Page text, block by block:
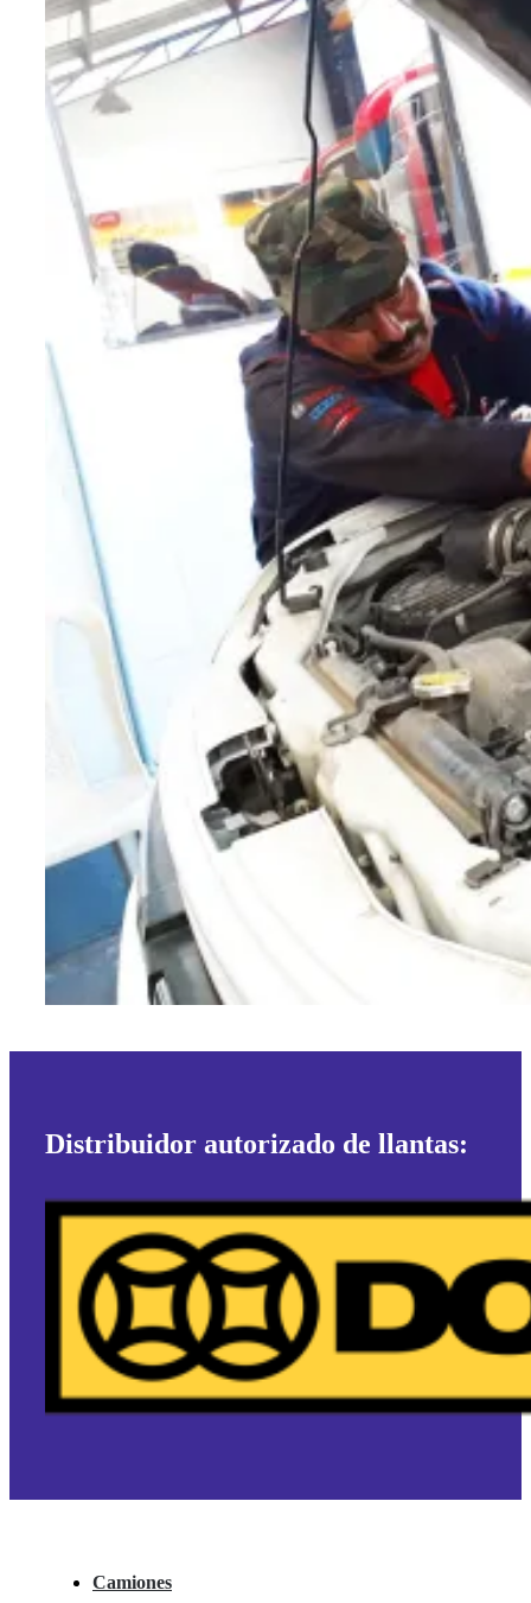
Distribuidor autorizado de llantas:
Camiones